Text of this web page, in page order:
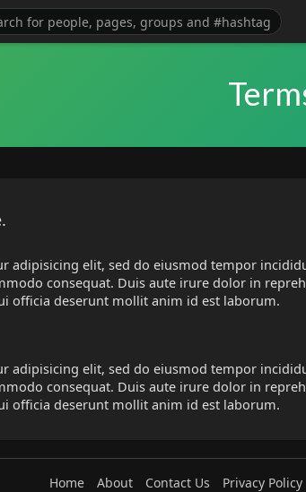
adipisicing elit, sed do eiusmod tempor
consequat. Duis aute irure dolor in
officia deserunt mollit anim id est laborum.
adipisicing elit, sed do eiusmod tempor
consequat. Duis aute irure dolor in
officia deserunt mollit anim id est laborum.
Home About Contact Us Privacy Policy